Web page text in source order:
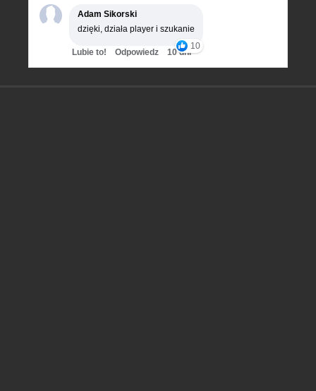
Adam Sikorski
dzięki, działa player i szukanie
10
Lubie to! Odpowiedz 10 dni